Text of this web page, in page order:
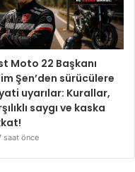
Moto 22 Başkanı
Şen’den sürücülere
uyarılar: Kurallar,
saygı ve kaska
saat önce